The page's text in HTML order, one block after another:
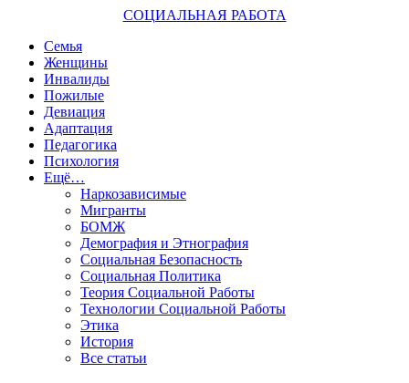
СОЦИАЛЬНАЯ РАБОТА
Семья
Женщины
Инвалиды
Пожилые
Девиация
Адаптация
Педагогика
Психология
Ещё…
Наркозависимые
Мигранты
БОМЖ
Демография и Этнография
Социальная Безопасность
Социальная Политика
Теория Социальной Работы
Технологии Социальной Работы
Этика
История
Все статьи